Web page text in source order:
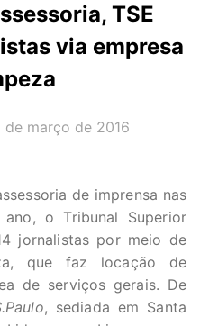
TSE
via empresa
de março de 2016
de imprensa nas
o Tribunal Superior
jornalistas por meio de
que faz locação de
de serviços gerais. De
, sediada em Santa